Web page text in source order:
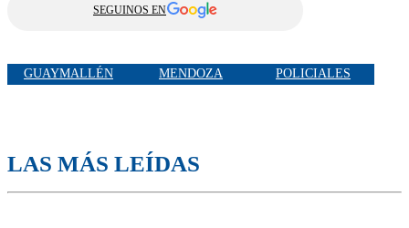
SEGUINOS EN
GUAYMALLÉN MENDOZA POLICIALES
LAS MÁS LEÍDAS